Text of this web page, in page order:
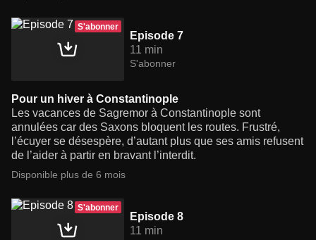
S'abonner
Episode 7
11 min
S'abonner
Pour un hiver à Constantinople
Les vacances de Sagremor à Constantinople sont
annulées car des Saxons bloquent les routes. Frustré,
l’écuyer se désespère, d’autant plus que ses amis refusent
de l’aider à partir en bravant l’interdit.
Disponible plus de 6 mois
S'abonner
Episode 8
11 min